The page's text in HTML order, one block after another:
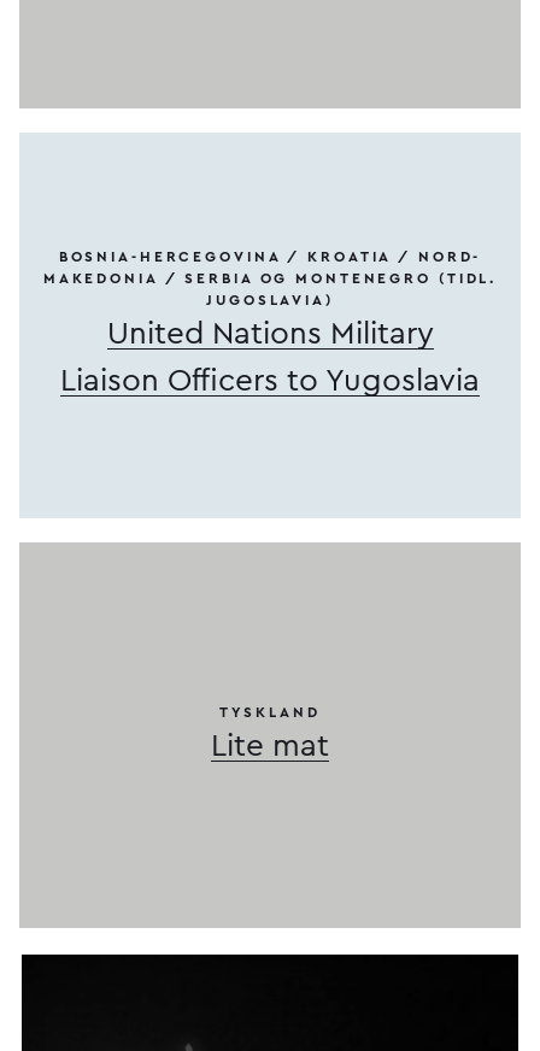
BOSNIA-HERCEGOVINA / KROATIA / NORD-
MAKEDONIA / SERBIA OG MONTENEGRO (TIDL.
JUGOSLAVIA)
United Nations Military
Liaison Officers to Yugoslavia
TYSKLAND
Lite mat